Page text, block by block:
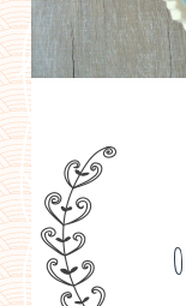
politique